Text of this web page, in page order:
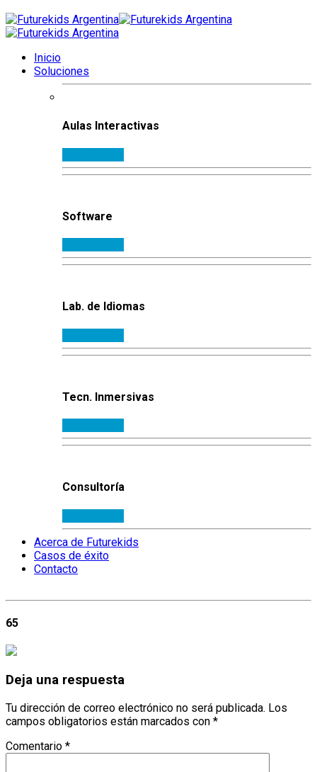
Inicio
Soluciones
Aulas Interactivas
Software
Lab. de Idiomas
Tecn. Inmersivas
Consultoría
Acerca de Futurekids
Casos de éxito
Contacto
65
Deja una respuesta
Tu dirección de correo electrónico no será publicada. Los
campos obligatorios están marcados con *
Comentario *